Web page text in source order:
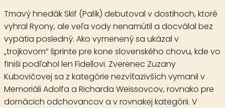
Tmavý hnedákSkif (Palík) debutoval v dostihoch, ktoré
vyhral Ryony, ale veľa vody nenamútil a docválal bez
vypätia posledný. Ako vymenený sa ukázal v
„trojkovom“ šprinte pre kone slovenského chovu, kde vo
finiši podľahol len Fidellovi. Zverenec Zuzany
Kubovičovej sa z kategórie nezvíťazivších vymanil v
Memoriáli Adolfa a Richarda Weissovcov, rovnako pre
domácich odchovancov a v rovnakej kategórii. V